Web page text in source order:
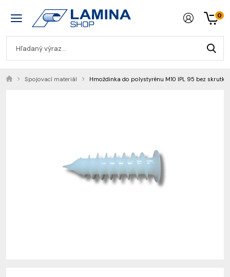
0
Spojovací materiál Hmoždinka do polystyrénu M10 IPL 95 bez skrutky